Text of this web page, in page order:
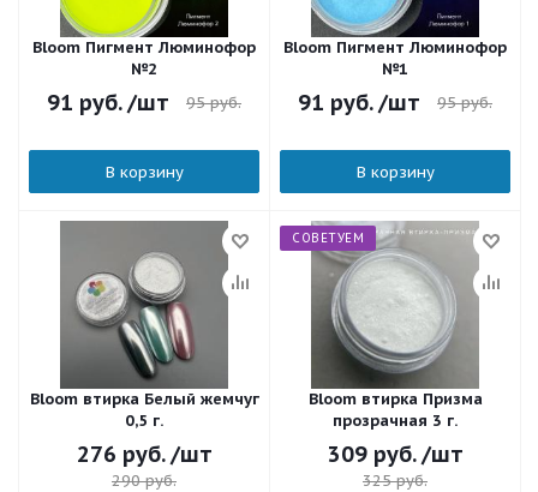
Bloom Пигмент Люминофор
№2
91 руб. /шт 95руб.
В корзину
Bloom Пигмент Люминофор
№1
91 руб. /шт 95руб.
В корзину
Bloom втирка Белый жемчуг
0,5 г.
276 руб. /шт
290руб.
СОВЕТУЕМ
Bloom втирка Призма
прозрачная 3 г.
309руб. /шт
325руб.